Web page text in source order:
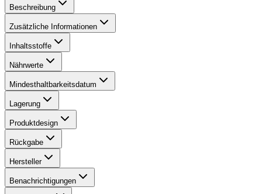
Beschreibung
Zusätzliche Informationen
Inhaltsstoffe
Nährwerte
Mindesthaltbarkeitsdatum
Lagerung
Produktdesign
Rückgabe
Hersteller
Benachrichtigungen